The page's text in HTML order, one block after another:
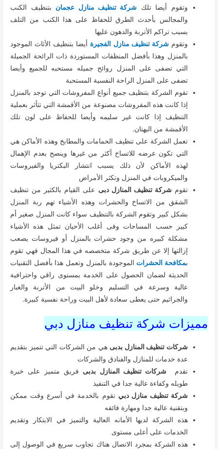
وتقوم أيضا تلك شركة تنظيف منازل عجمان بتنظيف الكنب
والمجالس بأحدث الطرق للحفاظ على هذا الكنب من التلف
بسبب تراكم الأتربة والدهون عليها
وتقومشركة تنظيف منازل الفجيرة أيضا بتنظيف الأثاث الموجود
بالمنزل وهذا بأفضل المنظفات المستوردة ذات الرائحة الجميلة
التي تضفى على المنزل روائح جميله مستحبه للجميع وأيضا
تضفى على المنزل الراحة النفسية المستحبة
تقوم الشركة بتنظيف جميع أنواع المفروشات التي توجد بالمنزل
إذا كانت هذه المفروشات مصنوعة من الأقمشة التي تتأثر بعملية
التنظيف إذا كانت غير سليمه وأيضا للحفاظ على لون تلك
الأقمشة من البهتان.
تعمل الشركة على تنظيف الحمامات والمطابخ وهذه الأماكن هي
التي تكون عرضه للاتساخ أكثر من غيرها وينصح بعدم الإهمال
لهذه الأماكن لأن ذلك يسبب انتشار البكتريا والفيروسات
والميكروبات في المنزل وتكثر الأمراض
تقومشركة تنظيف المنازل دبى على القيام بالكثير من تنظيف
الشقق من الاتساخ والحشرات وهذه الأشياء تهم ربة المنزل
بشكل كبير وتقوم الشركة بالتنظيف سواء كانت المنزل صغير أم
كبير حسب المساحات وفى أغلب الأحيان تمثل هذه الأشياء
مشكلة كبيره من وجود حشرات بالمنزل أو فيروسات يصعب
إزالتها إلا عن طريق شركة متخصصه في هذا المجال فهي تقوم
بمكافحة الحشرات الموجودة بالمنزل وتعمل هذا بأفضل التقنيات
الحديثة لضمان الحصول على الخدمة بمستوى راقي واحترافية
عالية وسرعة في التسليم وخلو البيت من الأتربة والغبار
والجراثيم حتى يعطى سعادة لأهل البيت وراحة نفسية كبيرة.
مميزات شركة تنظيف منازل دبي
شركات تنظيف المنازل بدبى هي من الشركات التي تتميز بتقديم
عدة خدمات للمنازل والفنادق والشركات
تقدم شركات تنظيف المنازل بدبى فريق متميز على خبرة
طويله وكفاءة عالية جدا في التنفيذ
شركة تنظيف منازل دبي تقوم بالخدمة في أسرع وقت ممكن
وبتقنية عالية جدا ومهارة فائقه
هذه الشركة لديها الأمانه العالية والتميز في الابتكار وتقديم
الخدمات على أعلى مستوى
هذه الشركة بمجرد الاتصال هناك تجاوب سريع في الوصول إلى